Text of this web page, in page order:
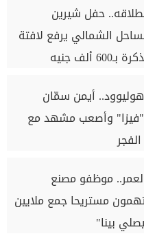
حفل شيرين
الشمالي يرفع لافتة
ألف جنيه
هوليوود.. أيمن سمّان
وأصعب مشهد مع
موظفو مصنع
مستريحا جمع ملايين
بينا"